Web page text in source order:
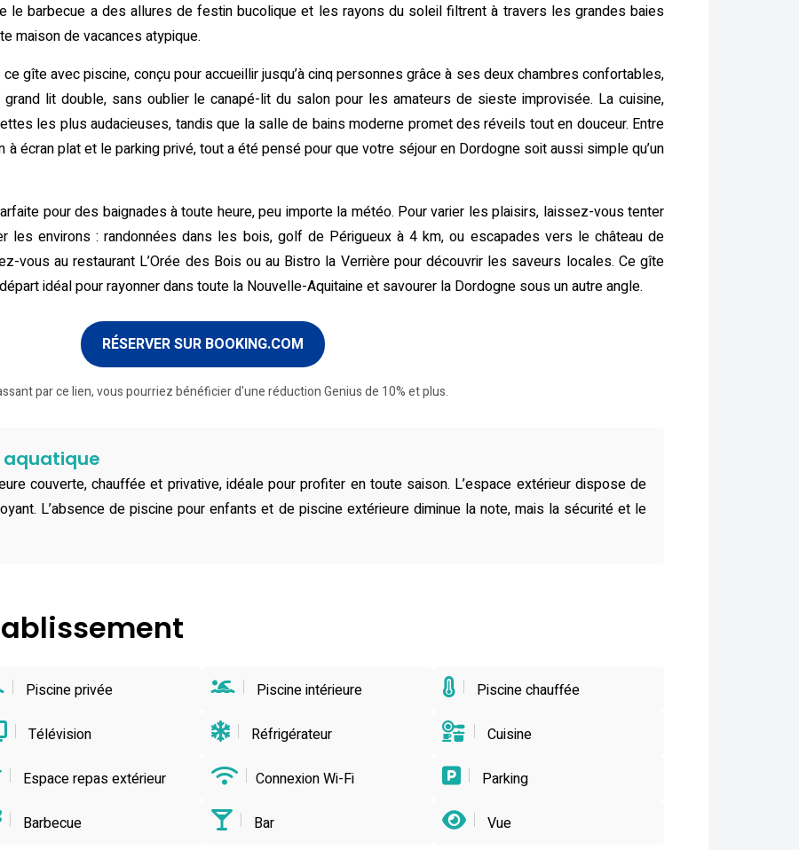
le barbecue a des allures de festin bucolique et les rayons du soleil filtrent à travers les grandes baies
maison de vacances atypique.
gîte avec piscine, conçu pour accueillir jusqu’à cinq personnes grâce à ses deux chambres confortables,
grand lit double, sans oublier le canapé-lit du salon pour les amateurs de sieste improvisée. La cuisine,
les plus audacieuses, tandis que la salle de bains moderne promet des réveils tout en douceur. Entre
à écran plat et le parking privé, tout a été pensé pour que votre séjour en Dordogne soit aussi simple qu’un
pour des baignades à toute heure, peu importe la météo. Pour varier les plaisirs, laissez-vous tenter
les environs : randonnées dans les bois, golf de Périgueux à 4 km, ou escapades vers le château de
vous au restaurant L’Orée des Bois ou au Bistro la Verrière pour découvrir les saveurs locales. Ce gîte
idéal pour rayonner dans toute la Nouvelle-Aquitaine et savourer la Dordogne sous un autre angle.
RÉSERVER SUR BOOKING.COM
par ce lien, vous pourriez bénéficier d'une réduction Genius de 10% et plus.
aquatique
couverte, chauffée et privative, idéale pour profiter en toute saison. L’espace extérieur dispose de
L’absence de piscine pour enfants et de piscine extérieure diminue la note, mais la sécurité et le
Piscine privée Piscine intérieure Piscine chauffée
Télévision Réfrigérateur Cuisine
Espace repas extérieur Connexion Wi-Fi Parking
Barbecue Bar Vue